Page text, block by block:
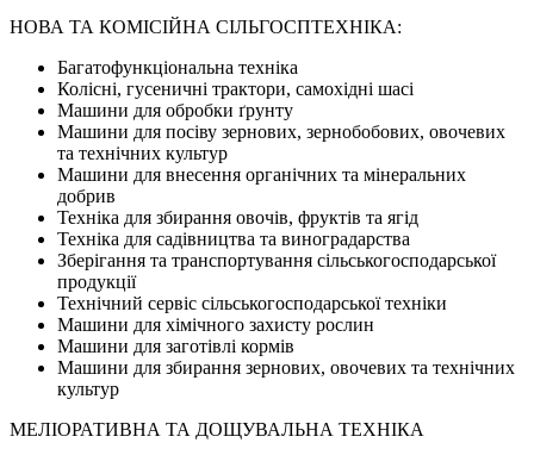
НОВА ТА КОМІСІЙНА СІЛЬГОСПТЕХНІКА:
Багатофункціональна техніка
Колісні, гусеничні трактори, самохідні шасі
Машини для обробки ґрунту
Машини для посіву зернових, зернобобових, овочевих
та технічних культур
Машини для внесення органічних та мінеральних
добрив
Техніка для збирання овочів, фруктів та ягід
Техніка для садівництва та виноградарства
Зберігання та транспортування сільськогосподарської
продукції
Технічний сервіс сільськогосподарської техніки
Машини для хімічного захисту рослин
Машини для заготівлі кормів
Машини для збирання зернових, овочевих та технічних
культур
МЕЛІОРАТИВНА ТА ДОЩУВАЛЬНА ТЕХНІКА